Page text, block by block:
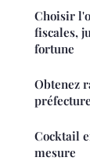
Choisir
fiscales,
fortune
Obtenez
Cocktail
mesure